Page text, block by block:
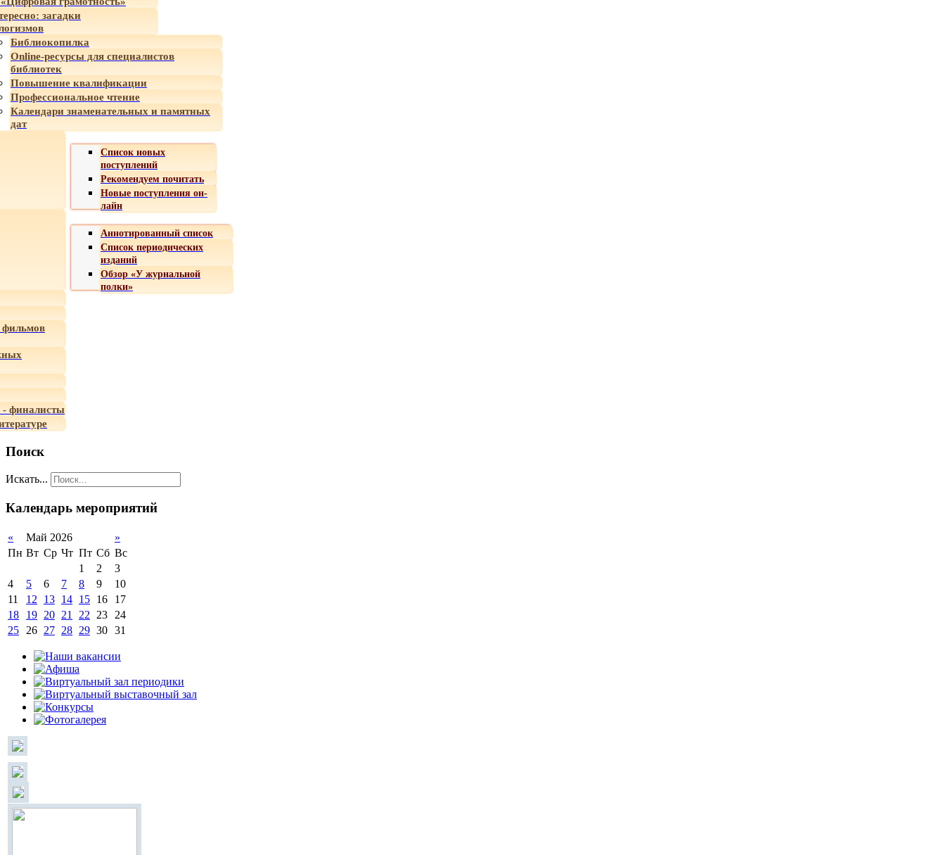
загадки
Библиокопилка
Online-ресурсы для специалистов
библиотек
Повышение квалификации
Профессиональное чтение
Календари знаменательных и памятных
дат
Список новых
поступлений
Рекомендуем почитать
Новые поступления он-
лайн
Аннотированный список
Список периодических
изданий
Обзор «У журнальной
полки»
- финалисты
Поиск
Искать...
Календарь мероприятий
« Май 2026
»
Пн Вт Ср Чт Пт Сб Вс
1
2
3
4
5 6 7 8 9
10
11
12 13 14 15 16
17
18
19 20 21 22 23
24
25
26 27 28 29 30 31